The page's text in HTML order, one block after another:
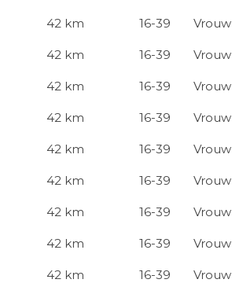
42 km 16-39 Vrouw
42 km 16-39 Vrouw
42 km 16-39 Vrouw
42 km 16-39 Vrouw
42 km 16-39 Vrouw
42 km 16-39 Vrouw
42 km 16-39 Vrouw
42 km 16-39 Vrouw
42 km 16-39 Vrouw